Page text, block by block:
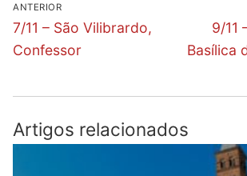
de
artigos
ANTERIOR
Previous
post:
7/11 – São Vilibrardo,
Confessor
Next
post:
9/11
Basílica
Artigos relacionados